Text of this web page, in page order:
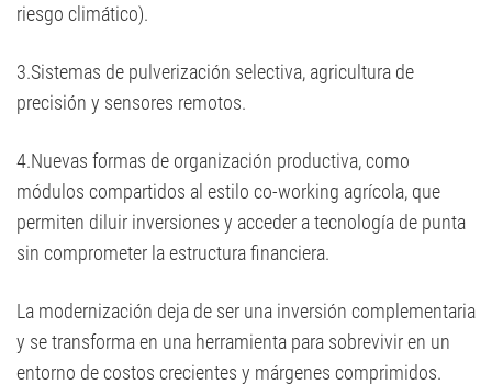
riesgo climático).
3.Sistemas de pulverización selectiva, agricultura de
precisión y sensores remotos.
4.Nuevas formas de organización productiva, como
módulos compartidos al estilo co-working agrícola, que
permiten diluir inversiones y acceder a tecnología de punta
sin comprometer la estructura financiera.
La modernización deja de ser una inversión complementaria
y se transforma en una herramienta para sobrevivir en un
entorno de costos crecientes y márgenes comprimidos.